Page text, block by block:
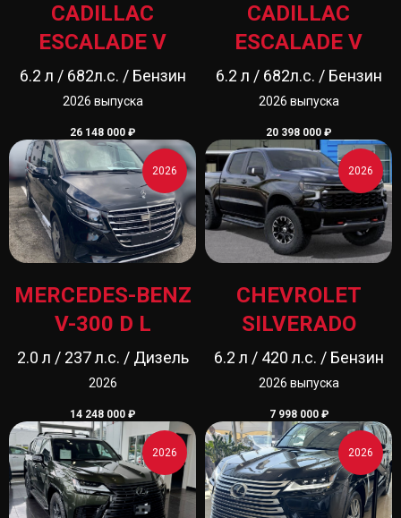
CADILLAC
ESCALADE V
6.2 л / 682л.с. / Бензин
2026 выпуска
26 148 000 ₽
CADILLAC
ESCALADE V
6.2 л / 682л.с. / Бензин
2026 выпуска
20 398 000 ₽
2026
MERCEDES-BENZ
V-300 D L
2.0 л / 237 л.с. / Дизель
2026
14 248 000 ₽
2026
CHEVROLET
SILVERADO
6.2 л / 420 л.с. / Бензин
2026 выпуска
7 998 000 ₽
2026 2026